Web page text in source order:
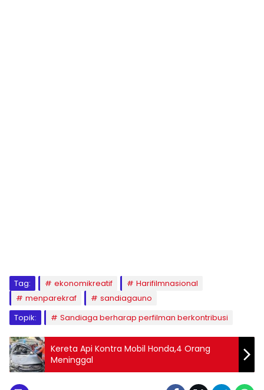
Tag: ekonomikreatif
Harifilmnasional
menparekraf
sandiagauno
Topik:
Sandiaga berharap perfilman berkontribusi
Kereta Api Kontra Mobil Honda,4 Orang
Meninggal